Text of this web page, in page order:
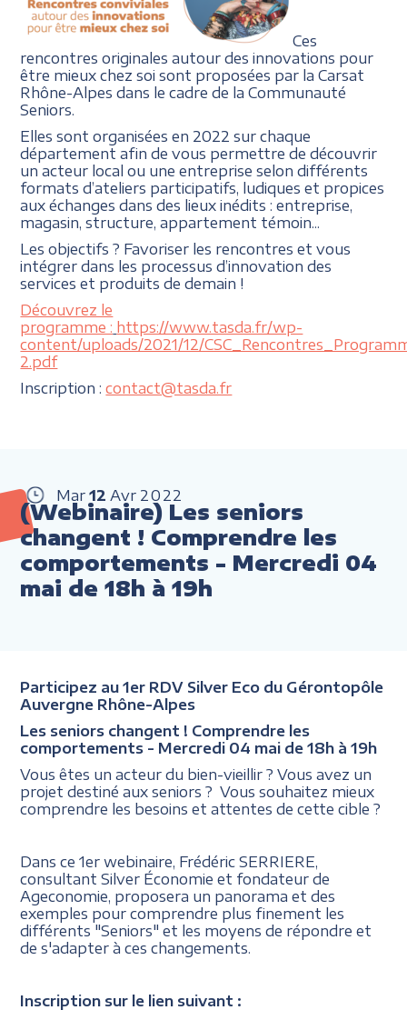
Ces
rencontres originales autour des innovations pour
être mieux chez soi sont proposées par la Carsat
Rhône-Alpes dans le cadre de la Communauté
Seniors.
Elles sont organisées en 2022 sur chaque
département afin de vous permettre de découvrir
un acteur local ou une entreprise selon différents
formats d’ateliers participatifs, ludiques et propices
aux échanges dans des lieux inédits : entreprise,
magasin, structure, appartement témoin...
Les objectifs ? Favoriser les rencontres et vous
intégrer dans les processus d’innovation des
services et produits de demain !
Découvrez le
programme : https://www.tasda.fr/wp-
content/uploads/2021/12/
2.pdf
Inscription :contact@tasda.fr
Mar 12 Avr 2022
(Webinaire) Les seniors
changent ! Comprendre les
comportements - Mercredi 04
mai de 18h à 19h
Participez au 1er RDV Silver Eco du Gérontopôle
Auvergne Rhône-Alpes
Les seniors changent ! Comprendre les
comportements - Mercredi 04 mai de 18h à 19h
Vous êtes un acteur du bien-vieillir ? Vous avez un
projet destiné aux seniors ? Vous souhaitez mieux
comprendre les besoins et attentes de cette cible ?
Dans ce 1er webinaire, Frédéric SERRIERE,
consultant Silver Économie et fondateur de
Ageconomie, proposera un panorama et des
exemples pour comprendre plus finement les
différents "Seniors" et les moyens de répondre et
de s'adapter à ces changements.
Inscription sur le lien suivant :